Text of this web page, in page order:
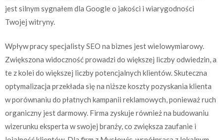
jest silnym sygnałem dla Google o jakości i wiarygodności
Twojej witryny.
Wpływ pracy specjalisty SEO na biznes jest wielowymiarowy.
Zwiększona widoczność prowadzi do większej liczby odwiedzin, a
te z kolei do większej liczby potencjalnych klientów. Skuteczna
optymalizacja przekłada się na niższe koszty pozyskania klienta
w porównaniu do płatnych kampanii reklamowych, ponieważ ruch
organiczny jest darmowy. Firma zyskuje również na budowaniu
wizerunku eksperta w swojej branży, co zwiększa zaufanie i